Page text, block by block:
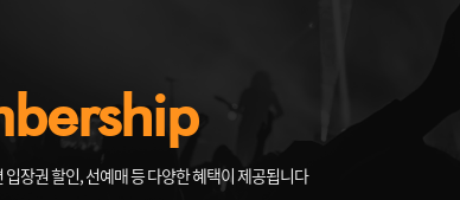
장권 할인, 선예매 등 다양한 혜택이 제공됩니다